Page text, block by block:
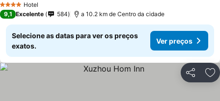
4 EstrelasHotel
9,1 Excelente 584 a 10.2 km de Centro da cidade
Selecione as datas para ver os preços
exatos.
Ver preços
Partilhar